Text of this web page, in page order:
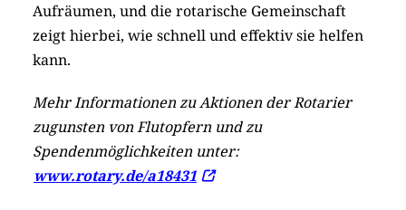
Aufräumen, und die rotarische Gemeinschaft
zeigt hierbei, wie schnell und effektiv sie helfen
kann.
Mehr Informationen zu Aktionen der Rotarier
zugunsten von Flutopfern und zu
Spendenmöglichkeiten unter:
www.rotary.de/a18431